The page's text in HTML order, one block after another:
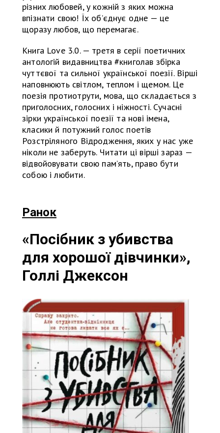
різних любовей, у кожній з яких можна
впізнати свою! Їх об’єднує одне — це
щоразу любов, що перемагає.
Книга Love 3.0. — третя в серії поетичних
антологій видавництва #книголав збірка
чуттєвої та сильної української поезії. Вірші
наповнюють світлом, теплом і щемом. Це
поезія протиотрути, мова, що складається з
приголосних, голосних і ніжності. Сучасні
зірки української поезії та нові імена,
класики й потужний голос поетів
Розстріляного Відродження, яких у нас уже
ніколи не заберуть. Читати ці вірші зараз —
відвойовувати свою пам’ять, право бути
собою і любити.
Ранок
«Посібник з убивства
для хорошої дівчинки»,
Голлі Джексон